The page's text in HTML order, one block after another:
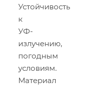
Устойчивость
к
УФ-
излучению,
погодным
условиям.
Материал